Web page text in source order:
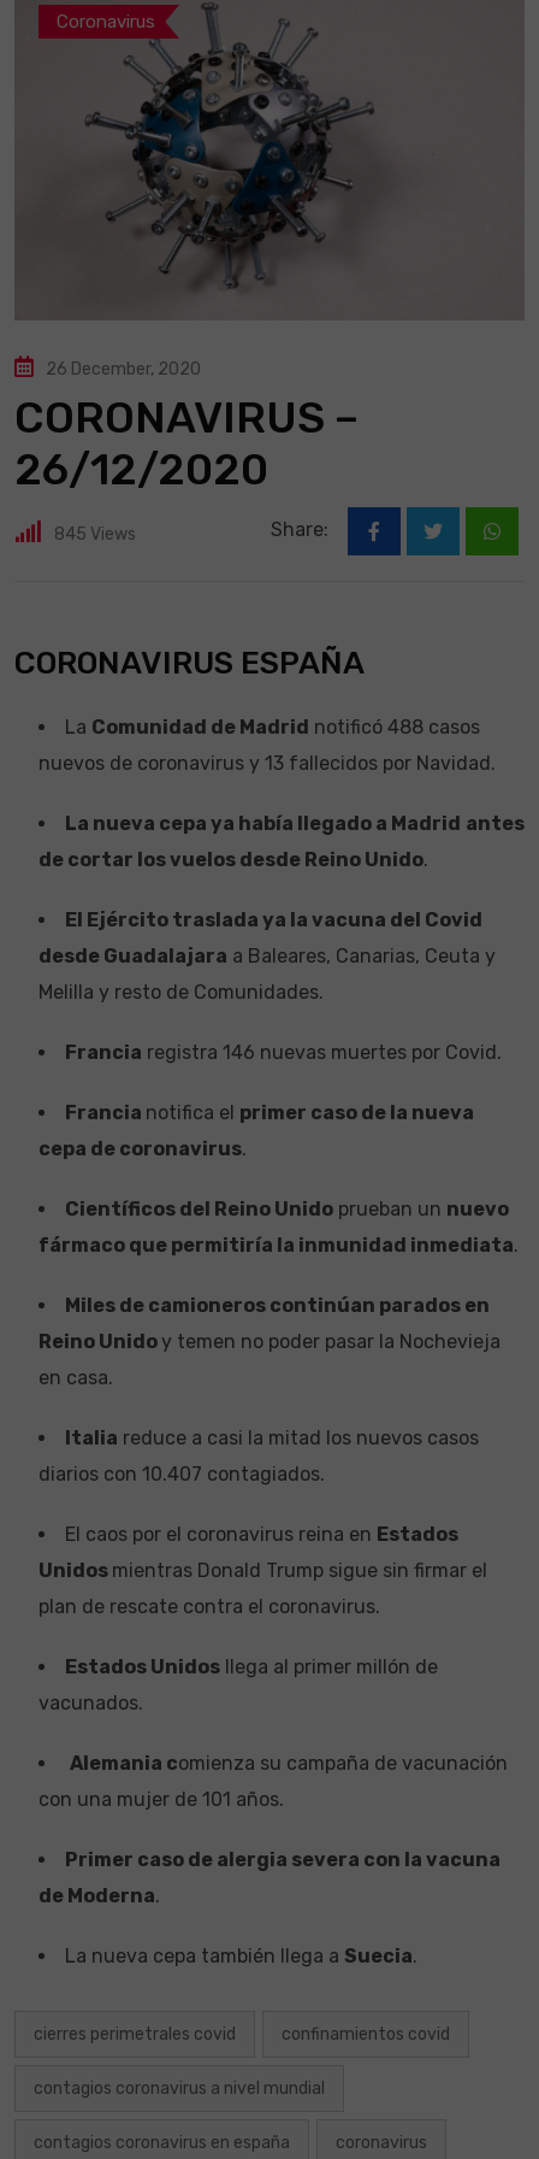
Coronavirus
26 December, 2020
CORONAVIRUS –
26/12/2020
845 Views Share:
CORONAVIRUS ESPAÑA
La Comunidad de Madrid notificó 488 casos
nuevos de coronavirus y 13 fallecidos por Navidad.
La nueva cepa ya había llegado a Madrid antes
de cortar los vuelos desde Reino Unido.
El Ejército traslada ya la vacuna del Covid
desde Guadalajara a Baleares, Canarias, Ceuta y
Melilla y resto de Comunidades.
Francia registra 146 nuevas muertes por Covid.
Francia notifica el primer caso de la nueva
cepa de coronavirus.
Científicos del Reino Unido prueban un nuevo
fármaco que permitiría la inmunidad inmediata.
Miles de camioneros continúan parados en
Reino Unidoy temen no poder pasar la Nochevieja
en casa.
Italia reduce a casi la mitad los nuevos casos
diarios con 10.407 contagiados.
El caos por el coronavirus reina en Estados
Unidos mientras Donald Trump sigue sin firmar el
plan de rescate contra el coronavirus.
Estados Unidos llega al primer millón de
vacunados.
Alemania comienza su campaña de vacunación
con una mujer de 101 años.
Primer caso de alergia severa con la vacuna
de Moderna.
La nueva cepa también llega a Suecia.
cierres perimetrales covid confinamientos covid
contagios coronavirus a nivel mundial
contagios coronavirus en españa coronavirus